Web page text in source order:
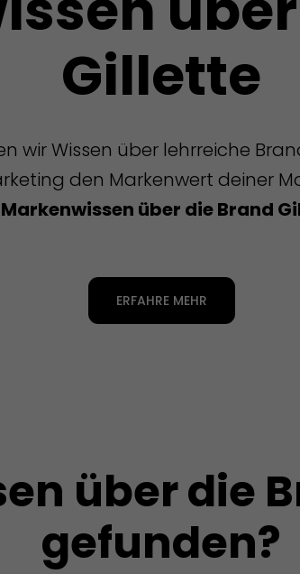
Gillette
wir Wissen über lehrreiche
den Markenwert deiner
Markenwissen über die Brand
ERFAHRE MEHR
über die
gefunden?